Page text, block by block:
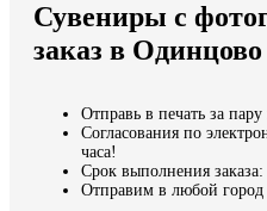
Мы доставляем по всему миру
Продолжить без города
Сувениры с
заказ в Одинцово
Отправь в печать за пару
Согласования по
часа!
Срок выполнения заказа:
Отправим в любой